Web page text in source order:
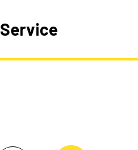
Service